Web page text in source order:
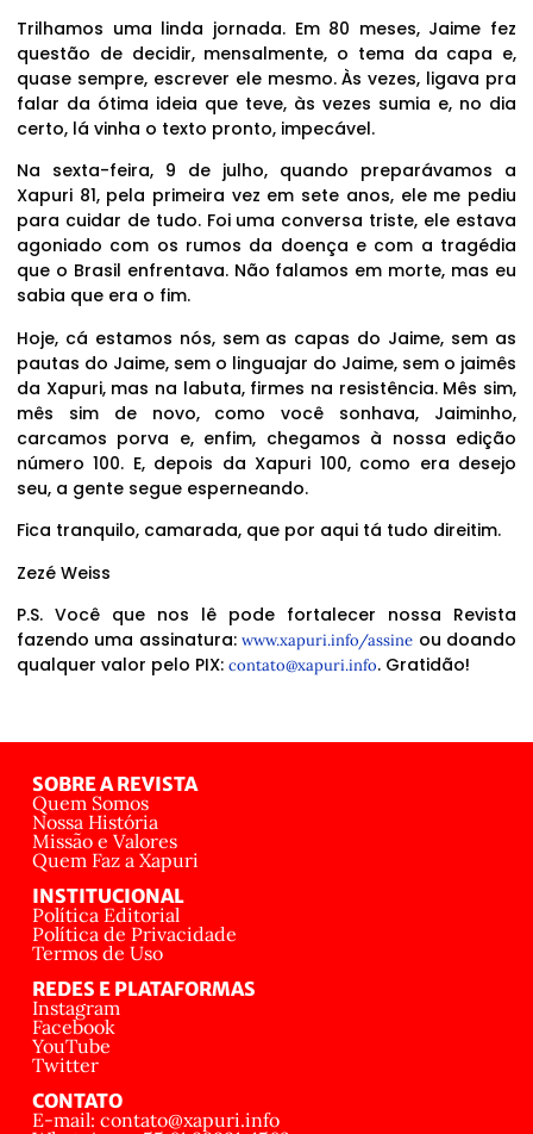
Trilhamos uma linda jornada. Em 80 meses, Jaime fez
questão de decidir, mensalmente, o tema da capa e,
quase sempre, escrever ele mesmo. Às vezes, ligava pra
falar da ótima ideia que teve, às vezes sumia e, no dia
certo, lá vinha o texto pronto, impecável.
Na sexta-feira, 9 de julho, quando preparávamos a
Xapuri 81, pela primeira vez em sete anos, ele me pediu
para cuidar de tudo. Foi uma conversa triste, ele estava
agoniado com os rumos da doença e com a tragédia
que o Brasil enfrentava. Não falamos em morte, mas eu
sabia que era o fim.
Hoje, cá estamos nós, sem as capas do Jaime, sem as
pautas do Jaime, sem o linguajar do Jaime, sem o jaimês
da Xapuri, mas na labuta, firmes na resistência. Mês sim,
mês sim de novo, como você sonhava, Jaiminho,
carcamos porva e, enfim, chegamos à nossa edição
número 100. E, depois da Xapuri 100, como era desejo
seu, a gente segue esperneando.
Fica tranquilo, camarada, que por aqui tá tudo direitim.
Zezé Weiss
P.S. Você que nos lê pode fortalecer nossa Revista
fazendo uma assinatura:www.xapuri.info/assine ou doando
qualquer valor pelo PIX: contato@xapuri.info. Gratidão!
SOBRE A REVISTA
Quem Somos
Nossa História
Missão e Valores
Quem Faz a Xapuri
INSTITUCIONAL
Política Editorial
Política de Privacidade
Termos de Uso
REDES E PLATAFORMAS
Instagram
Facebook
YouTube
Twitter
CONTATO
E-mail: contato@xapuri.info